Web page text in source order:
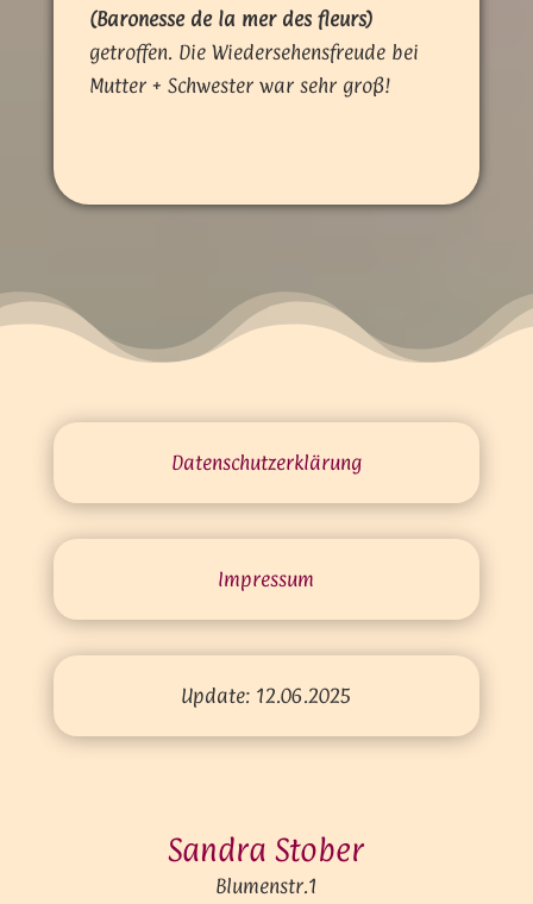
(Baronesse de la mer des fleurs)
getroffen. Die Wiedersehensfreude bei
Mutter + Schwester war sehr groß!
Datenschutz­erklärung
Impressum
Update: 12.06.2025
Sandra Stober
Blumenstr.1